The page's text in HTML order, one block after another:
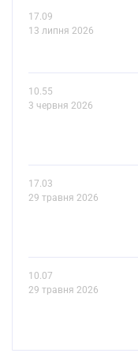
17.09
13 липня 2026
10.55
3 червня 2026
17.03
29 травня 2026
10.07
29 травня 2026